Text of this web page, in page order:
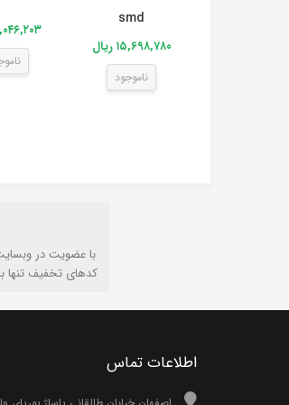
smd
۱۵,۶۹۸,۷۸۰ ریال
ناموجود
۳,۰۴۶,۲۰۳
با عضویت در
کدهای تخفیف تنها
اطلاعات تماس